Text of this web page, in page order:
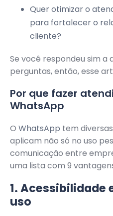
Quer otimizar o
para fortalecer o
cliente?
Se você respondeu sim a
perguntas, então, esse
Por que fazer
WhatsApp
O WhatsApp tem
aplicam não só no uso
comunicação entre
uma lista com 9
1. Acessibilidade
uso